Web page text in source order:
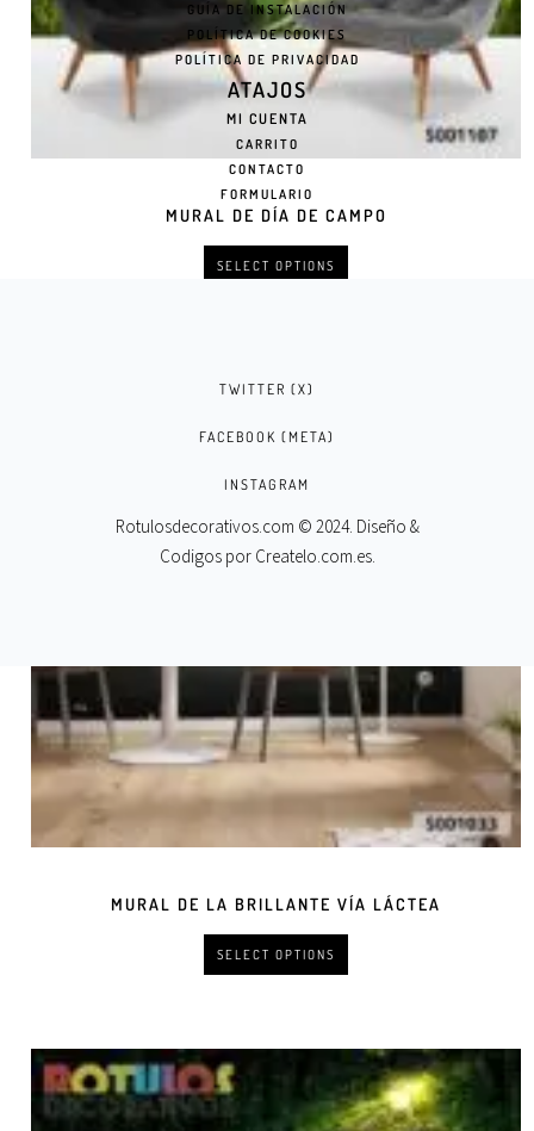
MURAL DE DÍA DE CAMPO
SELECT OPTIONS
MURAL DE LA BRILLANTE VÍA LÁCTEA
SELECT OPTIONS
GUÍA DE INSTALACIÓN
POLÍTICA DE COOKIES
POLÍTICA DE PRIVACIDAD
ATAJOS
MI CUENTA
CARRITO
CONTACTO
FORMULARIO
TWITTER (X)
FACEBOOK (META)
INSTAGRAM
Rotulosdecorativos.com © 2024. Diseño &
Codigos por Createlo.com.es.